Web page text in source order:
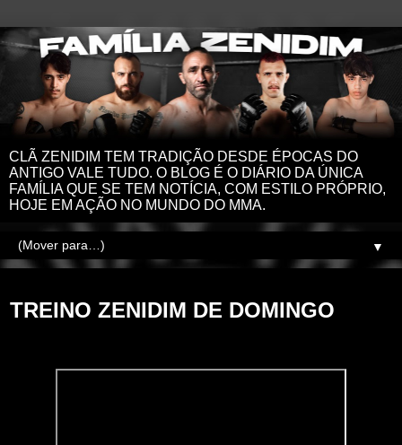
CLÃ ZENIDIM TEM TRADIÇÃO DESDE ÉPOCAS DO
ANTIGO VALE TUDO. O BLOG É O DIÁRIO DA ÚNICA
FAMÍLIA QUE SE TEM NOTÍCIA, COM ESTILO PRÓPRIO,
HOJE EM AÇÃO NO MUNDO DO MMA.
▼
TREINO ZENIDIM DE DOMINGO